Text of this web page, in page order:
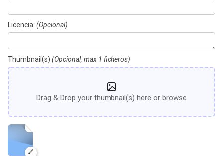
Licencia: (Opcional)
Thumbnail(s) (Opcional, max 1 ficheros)
Drag & Drop your thumbnail(s) here or browse